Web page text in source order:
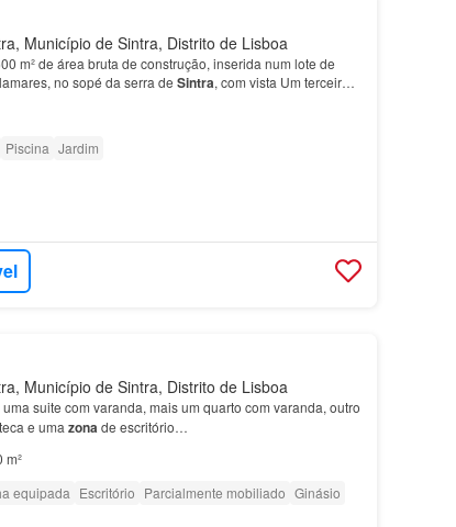
Município de Sintra, Distrito de Lisboa
m² de área bruta de construção, inserida num lote de
no sopé da serra de Sintra, com vista Um terceiro
Piscina Jardim
Município de Sintra, Distrito de Lisboa
suite com varanda, mais um quarto com varanda, outro
e uma zonade escritório…
m²
equipada Escritório Parcialmente mobiliado Ginásio